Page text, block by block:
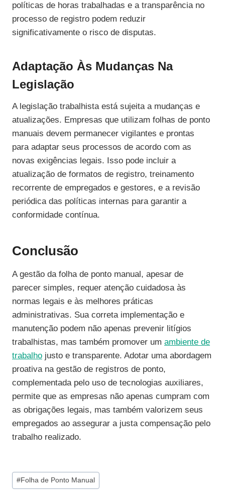
políticas de horas trabalhadas e a transparência no
processo de registro podem reduzir
significativamente o risco de disputas.
Adaptação Às Mudanças Na
Legislação
A legislação trabalhista está sujeita a mudanças e
atualizações. Empresas que utilizam folhas de ponto
manuais devem permanecer vigilantes e prontas
para adaptar seus processos de acordo com as
novas exigências legais. Isso pode incluir a
atualização de formatos de registro, treinamento
recorrente de empregados e gestores, e a revisão
periódica das políticas internas para garantir a
conformidade contínua.
Conclusão
A gestão da folha de ponto manual, apesar de
parecer simples, requer atenção cuidadosa às
normas legais e às melhores práticas
administrativas. Sua correta implementação e
manutenção podem não apenas prevenir litígios
trabalhistas, mas também promover um ambiente de
trabalho justo e transparente. Adotar uma abordagem
proativa na gestão de registros de ponto,
complementada pelo uso de tecnologias auxiliares,
permite que as empresas não apenas cumpram com
as obrigações legais, mas também valorizem seus
empregados ao assegurar a justa compensação pelo
trabalho realizado.
Tags
do
#Folha de Ponto Manual